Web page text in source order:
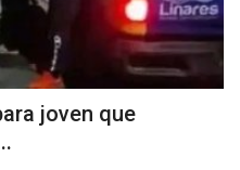
joven que